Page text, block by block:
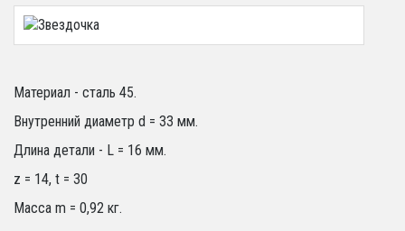
Материал - сталь 45.
Внутренний диаметр d = 33 мм.
Длина детали - L = 16 мм.
z = 14, t = 30
Масса m = 0,92 кг.